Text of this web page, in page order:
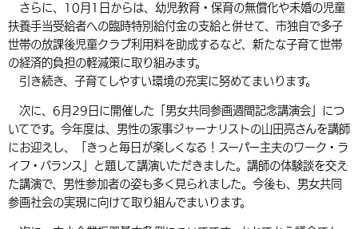
さらに、10月1日からは、幼児教育・保育の無償化や未婚の児童
扶養手当受給者への臨時特別給付金の支給と併せて、市独自で多子
世帯の放課後児童クラブ利用料を助成するなど、新たな子育て世帯
の経済的負担の軽減策に取り組みます。
引き続き、子育てしやすい環境の充実に努めてまいります。
次に、6月29日に開催した「男女共同参画週間記念講演会」につ
いてです。今年度は、男性の家事ジャーナリストの山田亮さんを講師
にお迎えし、「きっと毎日が楽しくなる！スーパー主夫のワーク・ラ
イフ・バランス」と題して講演いただきました。講師の体験談を交え
た講演で、男性参加者の姿も多く見られました。今後も、男女共同
参画社会の実現に向けて取り組んでまいります。